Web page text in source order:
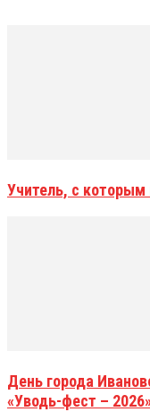
Учитель, с
День города
«Уводь-фест –